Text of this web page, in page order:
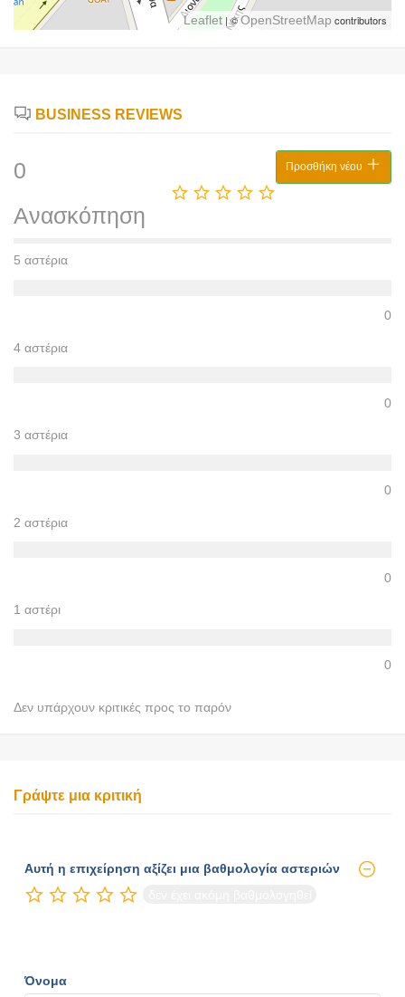
Leaflet | ©OpenStreetMap contributors
BUSINESS REVIEWS
0
Ανασκόπηση
Προσθήκη νέου
5 αστέρια
0
4 αστέρια
0
3 αστέρια
0
2 αστέρια
0
1 αστέρι
0
Δεν υπάρχουν κριτικές προς το παρόν
Γράψτε μια κριτική
Αυτή η επιχείρηση αξίζει μια βαθμολογία αστεριών
Όνομα